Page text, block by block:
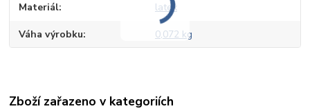
Materiál latex
Váha výrobku 0,072 kg
Zboží zařazeno v kategoriích